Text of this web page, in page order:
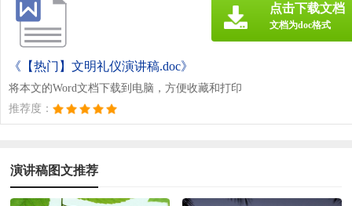
《【热门】文明礼仪演讲稿.doc》
将本文的Word文档下载到电脑，方便收藏和打印
推荐度：
点击下载文档
文档为doc格式
演讲稿图文推荐